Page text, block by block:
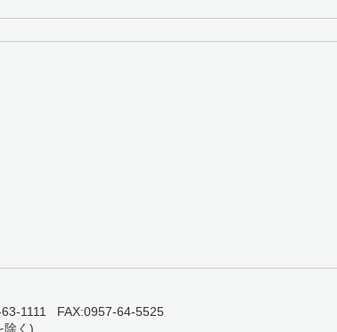
1111 FAX:0957-64-5525
除く)